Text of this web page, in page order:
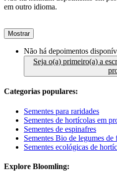
em outro idioma.
Mostrar
Não há depoimentos
Seja o(a) primeiro(a) a
Categorias populares:
Sementes para raridades
Sementes de hortícolas em
Sementes de espinafres
Sementes Bio de legumes de
Sementes ecológicas de
Explore Bloomling: